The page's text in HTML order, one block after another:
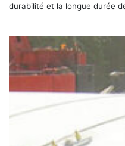
durabilité et la longue durée